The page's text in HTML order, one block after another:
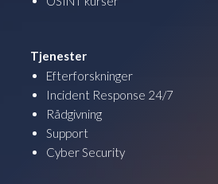
Tjenester
Efterforskninger
Incident Response 24/7
Rådgivning
Support
Cyber Security